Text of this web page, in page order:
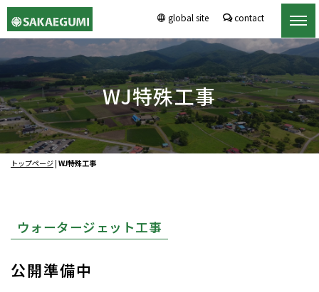
global site contact
WJ特殊工事
トップページ | WJ特殊工事
ウォータージェット工事
公開準備中